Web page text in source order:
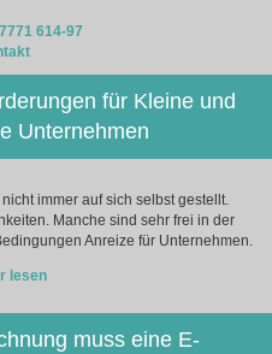
614-97
für Kleine und
Unternehmen
immer auf sich selbst gestellt.
Manche sind sehr frei in der
Anreize für Unternehmen.
lesen
muss eine E-